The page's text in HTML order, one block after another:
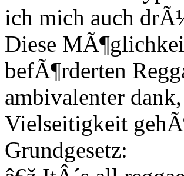
ich mich auch
Diese
befÃ¶rderten
ambivalenter
Vielseitigkeit
Grundgesetz: